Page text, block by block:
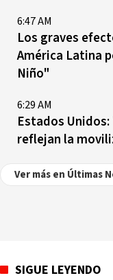
6:47 AM
Los graves
América Latina
Niño"
6:29 AM
Estados
reflejan la
Ver más en Últimas
SIGUE LEYENDO